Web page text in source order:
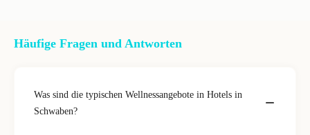
Häufige Fragen und Antworten
Was sind die typischen Wellnessangebote in Hotels in
Schwaben?